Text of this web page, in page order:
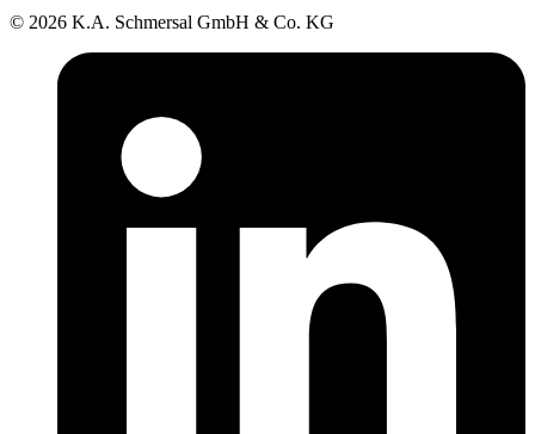
© 2026 K.A. Schmersal GmbH & Co. KG